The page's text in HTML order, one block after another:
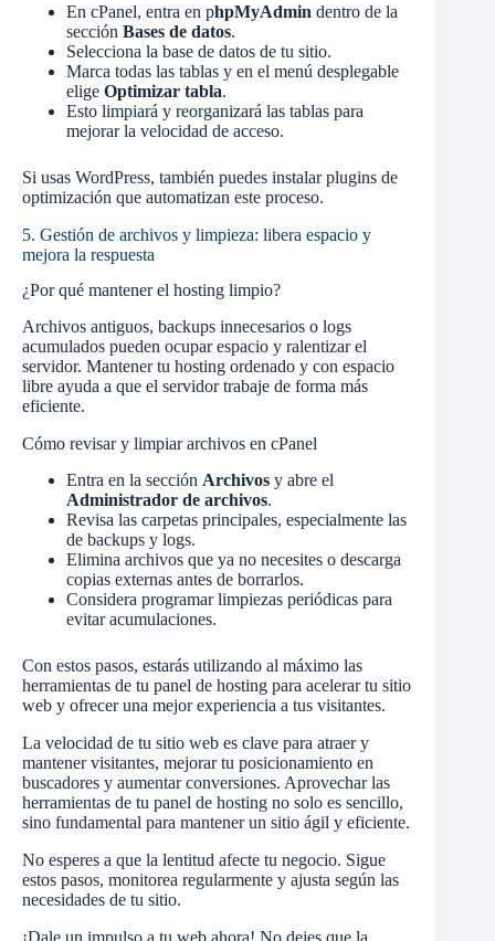
En cPanel, entra en phpMyAdmin dentro de la
sección Bases de datos.
Selecciona la base de datos de tu sitio.
Marca todas las tablas y en el menú desplegable
elige Optimizar tabla.
Esto limpiará y reorganizará las tablas para
mejorar la velocidad de acceso.
Si usas WordPress, también puedes instalar plugins de
optimización que automatizan este proceso.
5. Gestión de archivos y limpieza: libera espacio y
mejora la respuesta
¿Por qué mantener el hosting limpio?
Archivos antiguos, backups innecesarios o logs
acumulados pueden ocupar espacio y ralentizar el
servidor. Mantener tu hosting ordenado y con espacio
libre ayuda a que el servidor trabaje de forma más
eficiente.
Cómo revisar y limpiar archivos en cPanel
Entra en la sección Archivos y abre el
Administrador de archivos.
Revisa las carpetas principales, especialmente las
de backups y logs.
Elimina archivos que ya no necesites o descarga
copias externas antes de borrarlos.
Considera programar limpiezas periódicas para
evitar acumulaciones.
Con estos pasos, estarás utilizando al máximo las
herramientas de tu panel de hosting para acelerar tu sitio
web y ofrecer una mejor experiencia a tus visitantes.
La velocidad de tu sitio web es clave para atraer y
mantener visitantes, mejorar tu posicionamiento en
buscadores y aumentar conversiones. Aprovechar las
herramientas de tu panel de hosting no solo es sencillo,
sino fundamental para mantener un sitio ágil y eficiente.
No esperes a que la lentitud afecte tu negocio. Sigue
estos pasos, monitorea regularmente y ajusta según las
necesidades de tu sitio.
¡Dale un impulso a tu web ahora! No dejes que la